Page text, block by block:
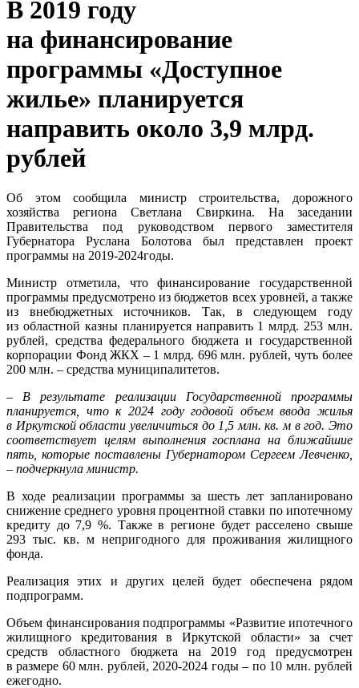
В 2019 году
на финансирование
программы «Доступное
жилье» планируется
направить около 3,9 млрд.
рублей
Об этом сообщила министр строительства, дорожного
хозяйства региона Светлана Свиркина. На заседании
Правительства под руководством первого заместителя
Губернатора Руслана Болотова был представлен проект
программы на 2019-2024годы.
Министр отметила, что финансирование государственной
программы предусмотрено из бюджетов всех уровней, а также
из внебюджетных источников. Так, в следующем году
из областной казны планируется направить 1 млрд. 253 млн.
рублей, средства федерального бюджета и государственной
корпорации Фонд ЖКХ – 1 млрд. 696 млн. рублей, чуть более
200 млн. – средства муниципалитетов.
– В результате реализации Государственной программы
планируется, что к 2024 году годовой объем ввода жилья
в Иркутской области увеличиться до 1,5 млн. кв. м в год. Это
соответствует целям выполнения госплана на ближайшие
пять, которые поставлены Губернатором Сергеем Левченко,
– подчеркнула министр.
В ходе реализации программы за шесть лет запланировано
снижение среднего уровня процентной ставки по ипотечному
кредиту до 7,9 %. Также в регионе будет расселено свыше
293 тыс. кв. м непригодного для проживания жилищного
фонда.
Реализация этих и других целей будет обеспечена рядом
подпрограмм.
Объем финансирования подпрограммы «Развитие ипотечного
жилищного кредитования в Иркутской области» за счет
средств областного бюджета на 2019 год предусмотрен
в размере 60 млн. рублей, 2020-2024 годы – по 10 млн. рублей
ежегодно.